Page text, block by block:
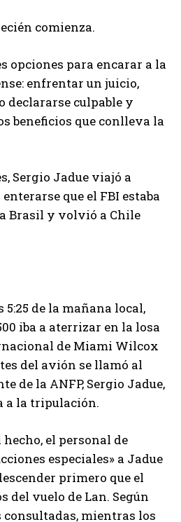
comienza.
opciones para encarar a la
enfrentar un juicio,
declararse culpable y
beneficios que conlleva la
Sergio Jadue viajó a
que el FBI estaba
Brasil y volvió a Chile
de la mañana local,
iba a aterrizar en la losa
de Miami Wilcox
del avión se llamó al
de la ANFP, Sergio Jadue,
a la tripulación.
el personal de
especiales» a Jadue
primero que el
del vuelo de Lan. Según
mientras los